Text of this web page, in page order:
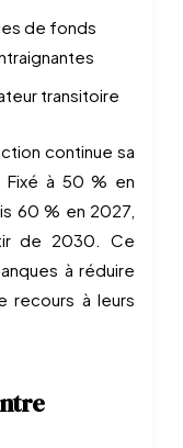
de fonds
transitoire
continue sa
Fixé à 50 % en
60 % en 2027,
de 2030. Ce
à réduire
recours à leurs